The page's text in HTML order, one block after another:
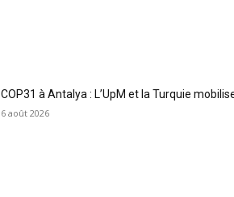
COP31 à Antalya : L’UpM et la Turquie
6 août 2026